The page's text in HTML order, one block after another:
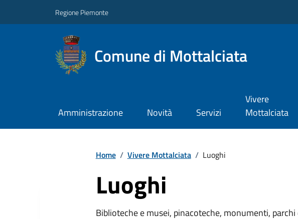
Regione Piemonte
Comune di Mottalciata
Amministrazione Novità Servizi
Vivere
Mottalciata
Home / Vivere Mottalciata / Luoghi
Luoghi
Biblioteche e musei, pinacoteche, monumenti,